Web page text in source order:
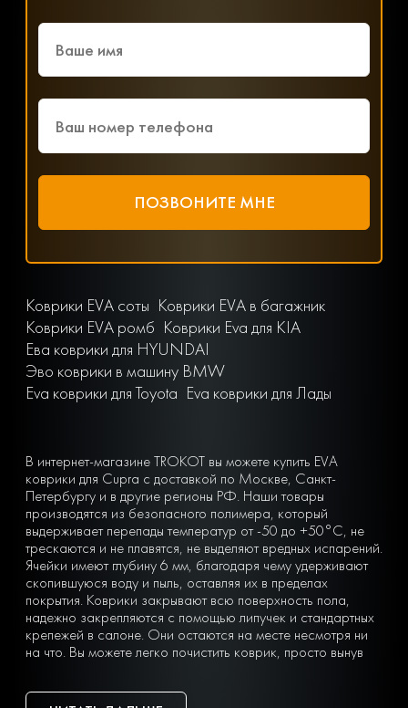
Коврики EVA соты Коврики EVA в багажник
Коврики EVA ромб Коврики Eva для KIA
Ева коврики для HYUNDAI
Эво коврики в машину BMW
Eva коврики для Toyota Eva коврики для Лады
В интернет-магазине TROKOT вы можете купить EVA
коврики для Cupra с доставкой по Москве, Санкт-
Петербургу и в другие регионы РФ. Наши товары
производятся из безопасного полимера, который
выдерживает перепады температур от -50 до +50°С, не
трескаются и не плавятся, не выделяют вредных испарений.
Ячейки имеют глубину 6 мм, благодаря чему удерживают
скопившуюся воду и пыль, оставляя их в пределах
покрытия. Коврики закрывают всю поверхность пола,
надежно закрепляются с помощью липучек и стандартных
крепежей в салоне. Они остаются на месте несмотря ни
на что. Вы можете легко почистить коврик, просто вынув
дворового шланга.